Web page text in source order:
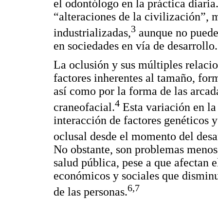
el odontólogo en la práctica diaria.
“alteraciones de la civilización”,
industrializadas,3 aunque no
en sociedades en vía de desarrollo.
La oclusión y sus múltiples
factores inherentes al tamaño,
así como por la forma de las
craneofacial.4 Esta variación en
interacción de factores genéticos
oclusal desde el momento del
No obstante, son problemas
salud pública, pese a que afectan
económicos y sociales que
de las personas.6,7